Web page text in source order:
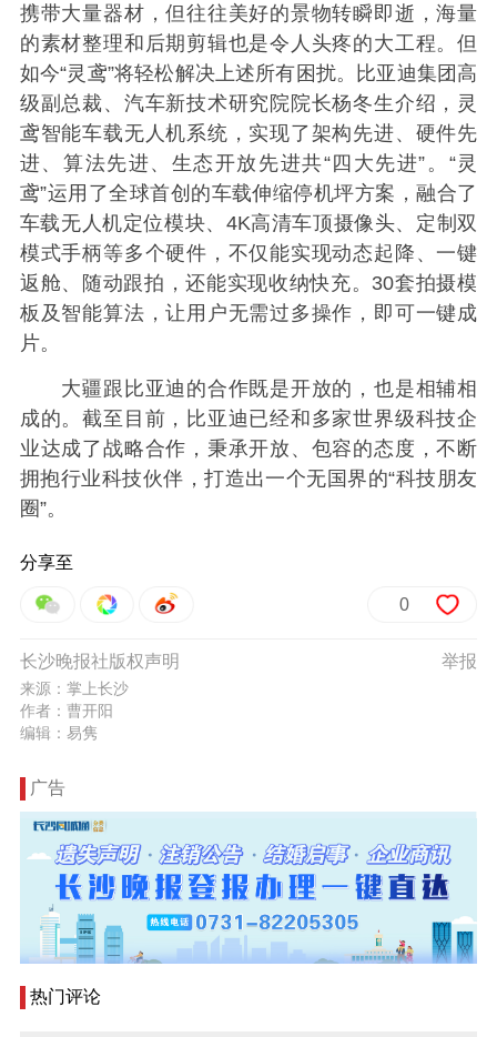
携带大量器材，但往往美好的景物转瞬即逝，海量
的素材整理和后期剪辑也是令人头疼的大工程。但
如今“灵鸢”将轻松解决上述所有困扰。比亚迪集团高
级副总裁、汽车新技术研究院院长杨冬生介绍，灵
鸢智能车载无人机系统，实现了架构先进、硬件先
进、算法先进、生态开放先进共“四大先进”。“灵
鸢”运用了全球首创的车载伸缩停机坪方案，融合了
车载无人机定位模块、4K高清车顶摄像头、定制双
模式手柄等多个硬件，不仅能实现动态起降、一键
返舱、随动跟拍，还能实现收纳快充。30套拍摄模
板及智能算法，让用户无需过多操作，即可一键成
片。
大疆跟比亚迪的合作既是开放的，也是相辅相
成的。截至目前，比亚迪已经和多家世界级科技企
业达成了战略合作，秉承开放、包容的态度，不断
拥抱行业科技伙伴，打造出一个无国界的“科技朋友
圈”。
分享至
0
举报
长沙晚报社版权声明
来源：掌上长沙
作者：曹开阳
编辑：易隽
广告
热门评论